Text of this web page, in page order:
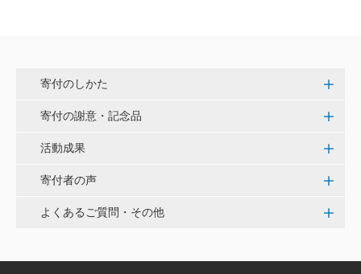
寄付のしかた
寄付の謝意・記念品
活動成果
寄付者の声
よくあるご質問・その他